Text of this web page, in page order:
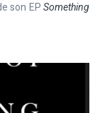
son EPSomething